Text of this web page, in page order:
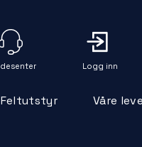
Logg inn
Feltutstyr Våre